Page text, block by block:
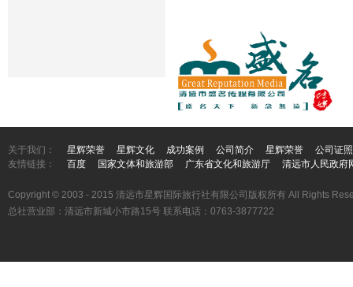
关于我们： 星辉荣誉 星辉文化 成功案例 公司简介 星辉荣誉
公司证
友情链接：
百度 国家文体和旅游部 广东省文化和旅游厅 清远市人民政府
Copyright © 2003 - 2015 清远市星辉国际旅行社有限公司版权所有 All Rights
总社营业部：清远市新城小市路15号 联系电话：0763-3877722